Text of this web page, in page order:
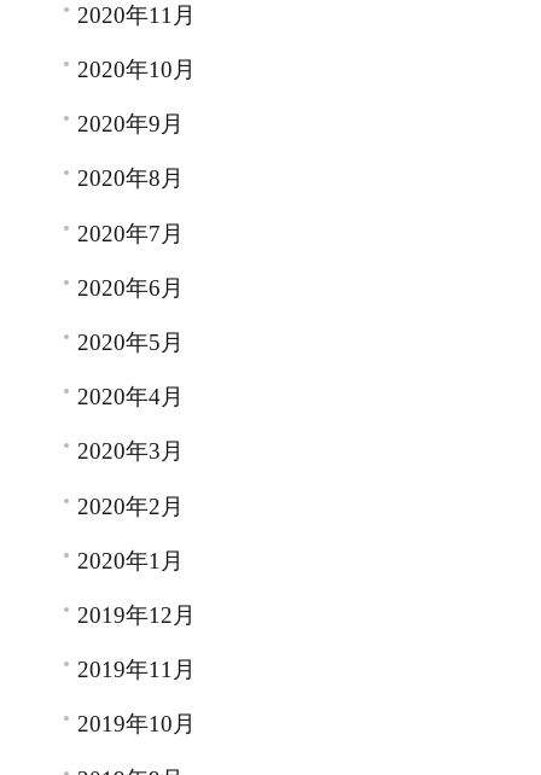
2020年11月
2020年10月
2020年9月
2020年8月
2020年7月
2020年6月
2020年5月
2020年4月
2020年3月
2020年2月
2020年1月
2019年12月
2019年11月
2019年10月